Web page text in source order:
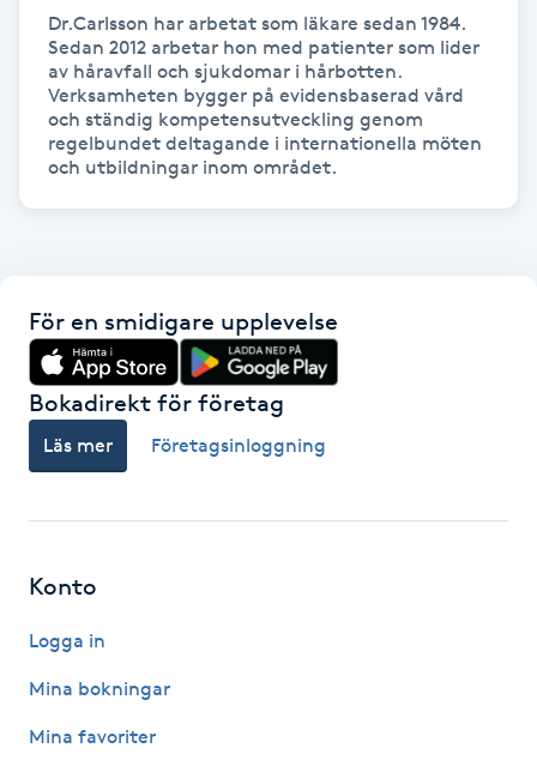
Fransborttagning
Fransfärgning
Fransförlängning
Fransförlängning Megavolym
Fransk manikyr
Fransrengöring
Frisör
Funktionsanalys
Dr.Carlsson har arbetat som läkare sedan 1984.
Sedan 2012 arbetar hon med patienter som lider
av håravfall och sjukdomar i hårbotten.
Verksamheten bygger på evidensbaserad vård
och ständig kompetensutveckling genom
regelbundet deltagande i internationella möten
För en smidigare upplevelse
Bokadirekt för företag
Läs mer Företagsinloggning
Konto
Logga in
Mina bokningar
Mina favoriter